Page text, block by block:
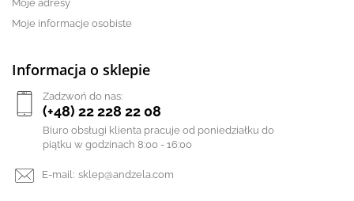
Moje adresy
Moje informacje osobiste
Informacja o sklepie
Zadzwoń do nas:
(+48) 22 228 22 08
Biuro obsługi klienta pracuje od poniedziałku do
piątku w godzinach 8:00 - 16:00
E-mail: sklep@andzela.com